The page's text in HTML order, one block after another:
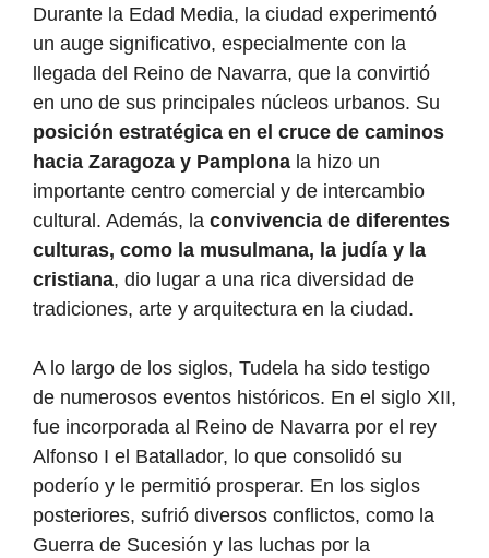
Durante la Edad Media, la ciudad experimentó
un auge significativo, especialmente con la
llegada del Reino de Navarra, que la convirtió
en uno de sus principales núcleos urbanos. Su
posición estratégica en el cruce de caminos
hacia Zaragoza y Pamplona la hizo un
importante centro comercial y de intercambio
cultural. Además, la convivencia de diferentes
culturas, como la musulmana, la judía y la
cristiana, dio lugar a una rica diversidad de
tradiciones, arte y arquitectura en la ciudad.
A lo largo de los siglos, Tudela ha sido testigo
de numerosos eventos históricos. En el siglo XII,
fue incorporada al Reino de Navarra por el rey
Alfonso I el Batallador, lo que consolidó su
poderío y le permitió prosperar. En los siglos
posteriores, sufrió diversos conflictos, como la
Guerra de Sucesión y las luchas por la